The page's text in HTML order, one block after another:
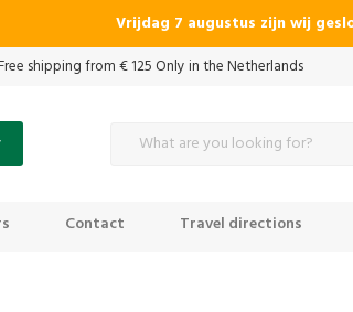
Vrijdag 7 augustus zijn wij
shipping from € 125 Only in the Netherlands
Contact Travel directions